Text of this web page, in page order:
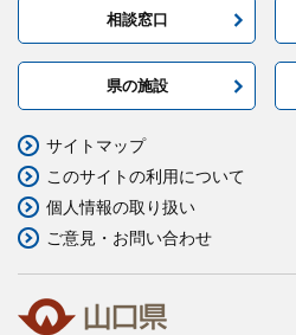
相談窓口
県の施設
サイトマップ
このサイトの利用について
個人情報の取り扱い
ご意見・お問い合わせ